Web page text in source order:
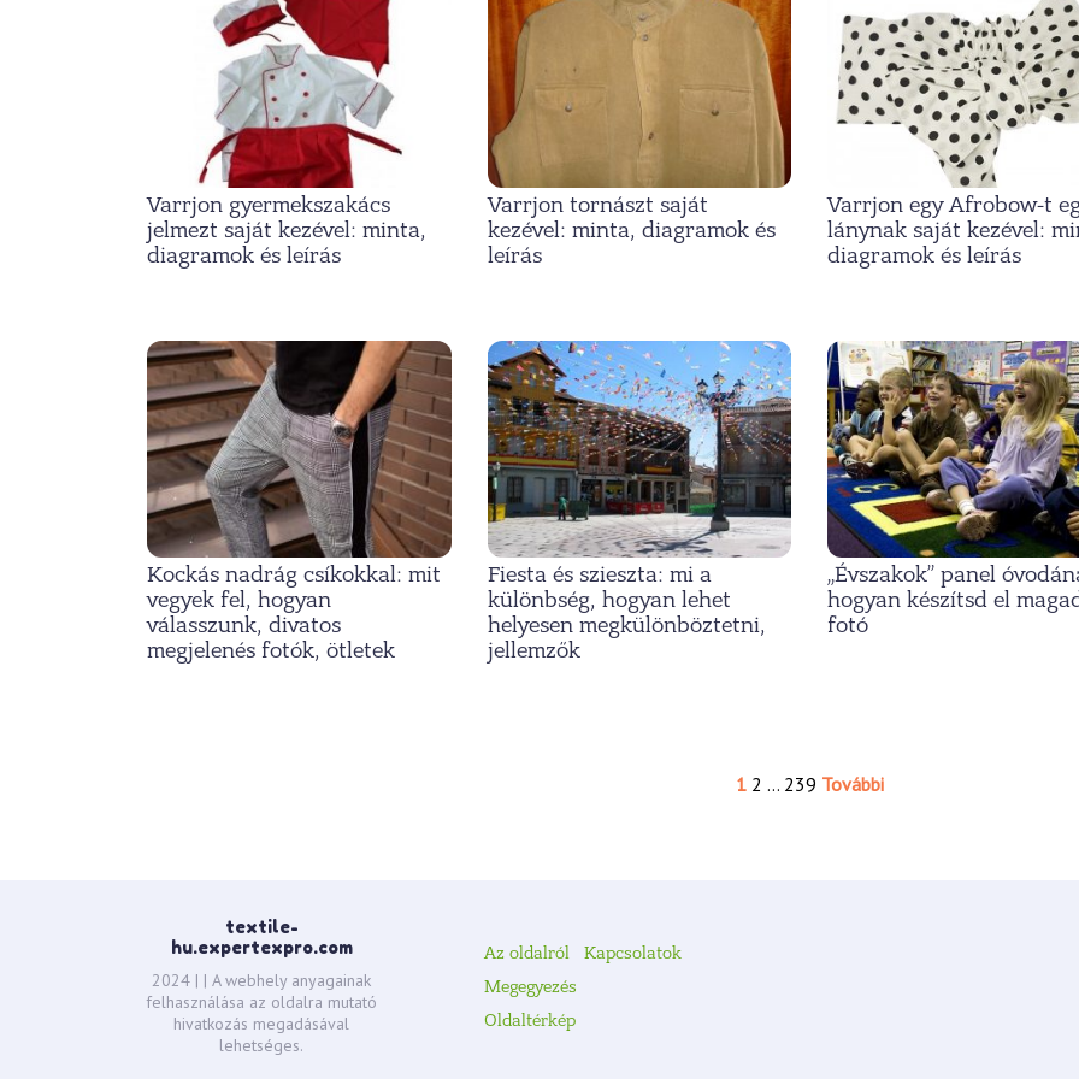
Varrjon gyermekszakács
jelmezt saját kezével: minta,
diagramok és leírás
Varrjon tornászt saját
kezével: minta, diagramok és
leírás
Varrjon egy Afrobow-t
lánynak saját kezével:
diagramok és leírás
Kockás nadrág csíkokkal: mit
vegyek fel, hogyan
válasszunk, divatos
megjelenés fotók, ötletek
Fiesta és szieszta: mi a
különbség, hogyan lehet
helyesen megkülönböztetni,
jellemzők
„Évszakok” panel
hogyan készítsd el
fotó
1 2 … 239 További
textile-
hu.expertexpro.com
2024 | | A webhely anyagainak
felhasználása az oldalra mutató
hivatkozás megadásával
lehetséges.
Az oldalról
Kapcsolatok
Megegyezés
Oldaltérkép